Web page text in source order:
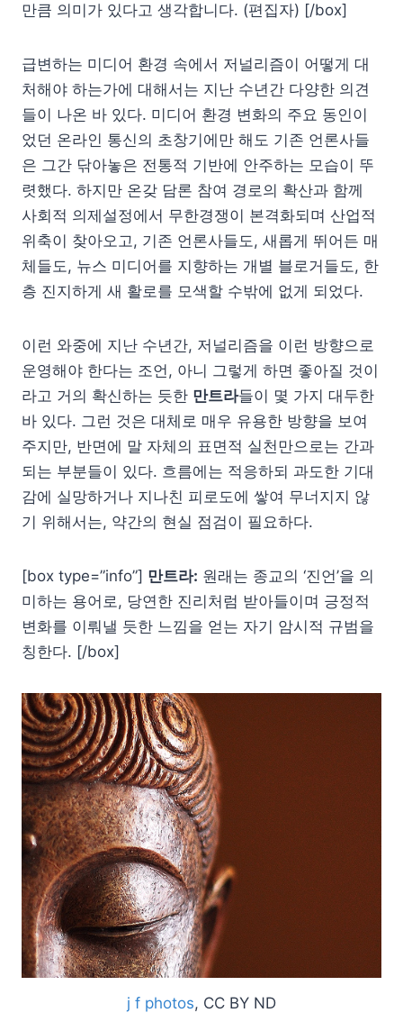
만큼 의미가 있다고 생각합니다. (편집자) [/box]
급변하는 미디어 환경 속에서 저널리즘이 어떻게 대
처해야 하는가에 대해서는 지난 수년간 다양한 의견
들이 나온 바 있다. 미디어 환경 변화의 주요 동인이
었던 온라인 통신의 초창기에만 해도 기존 언론사들
은 그간 닦아놓은 전통적 기반에 안주하는 모습이 뚜
렷했다. 하지만 온갖 담론 참여 경로의 확산과 함께
사회적 의제설정에서 무한경쟁이 본격화되며 산업적
위축이 찾아오고, 기존 언론사들도, 새롭게 뛰어든 매
체들도, 뉴스 미디어를 지향하는 개별 블로거들도, 한
층 진지하게 새 활로를 모색할 수밖에 없게 되었다.
이런 와중에 지난 수년간, 저널리즘을 이런 방향으로
운영해야 한다는 조언, 아니 그렇게 하면 좋아질 것이
라고 거의 확신하는 듯한 만트라들이 몇 가지 대두한
바 있다. 그런 것은 대체로 매우 유용한 방향을 보여
주지만, 반면에 말 자체의 표면적 실천만으로는 간과
되는 부분들이 있다. 흐름에는 적응하되 과도한 기대
감에 실망하거나 지나친 피로도에 쌓여 무너지지 않
기 위해서는, 약간의 현실 점검이 필요하다.
[box type=”info”] 만트라: 원래는 종교의 ‘진언’을 의
미하는 용어로, 당연한 진리처럼 받아들이며 긍정적
변화를 이뤄낼 듯한 느낌을 얻는 자기 암시적 규범을
칭한다. [/box]
j f photos, CC BY ND